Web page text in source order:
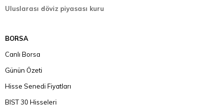
Uluslarası döviz piyasası kuru
BORSA
Canlı Borsa
Günün Özeti
Hisse Senedi Fiyatları
BIST 30 Hisseleri